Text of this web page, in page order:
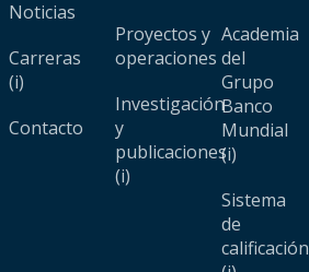
Noticias
Carreras
(i)
Contacto
Proyectos y
operaciones
Investigación
y
publicaciones
(i)
Academia
del
Grupo
Banco
Mundial
(i)
Sistema
de
calificación